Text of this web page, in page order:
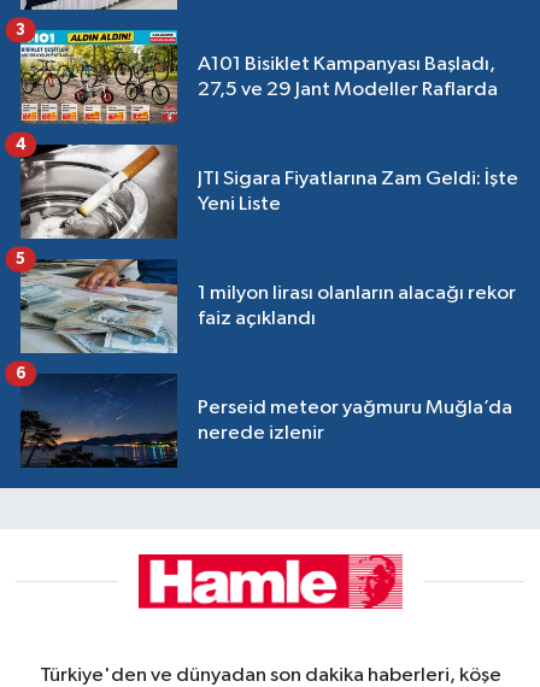
A101 Bisiklet Kampanyası Başladı,
27,5 ve 29 Jant Modeller Raflarda
3
JTI Sigara Fiyatlarına Zam Geldi: İşte
Yeni Liste
4
1 milyon lirası olanların alacağı rekor
faiz açıklandı
5
Perseid meteor yağmuru Muğla’da
nerede izlenir
6
Türkiye'den ve dünyadan son dakika haberleri, köşe